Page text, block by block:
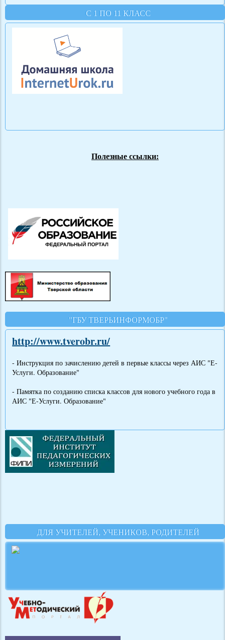
С 1 ПО 11 КЛАСС
Полезные ссылки:
"ГБУ ТВЕРЬИНФОРМОБР"
http://www.tverobr.ru/
- Инструкция по зачислению детей в первые классы через АИС "Е-
Услуги. Образование"
- Памятка по созданию списка классов для нового учебного года в
АИС "Е-Услуги. Образование"
ДЛЯ УЧИТЕЛЕЙ, УЧЕНИКОВ, РОДИТЕЛЕЙ